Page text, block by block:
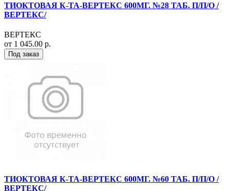
ТИОКТОВАЯ К-ТА-ВЕРТЕКС 600МГ. №28 ТАБ. П/П/О /
ВЕРТЕКС/
ВЕРТЕКС
от 1 045.00 р.
Под заказ
ТИОКТОВАЯ К-ТА-ВЕРТЕКС 600МГ. №60 ТАБ. П/П/О /
ВЕРТЕКС/